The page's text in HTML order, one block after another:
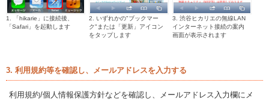
1. 「hikarie」に接続後、
「Safari」を起動します
2. いずれかの"ブックマー
ク"または「更新」アイコン
をタップします
3. 渋谷ヒカリエの無線LAN
インターネット接続の案内
画面が表示されます
3. 利用規約等を確認し、メールアドレスを入力する
利用規約/個人情報保護方針などを確認し、メールアドレス入力欄にメ